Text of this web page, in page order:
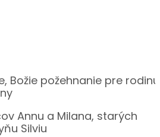
Božie požehnanie pre rodinu
Annu a Milana, starých
Silviu